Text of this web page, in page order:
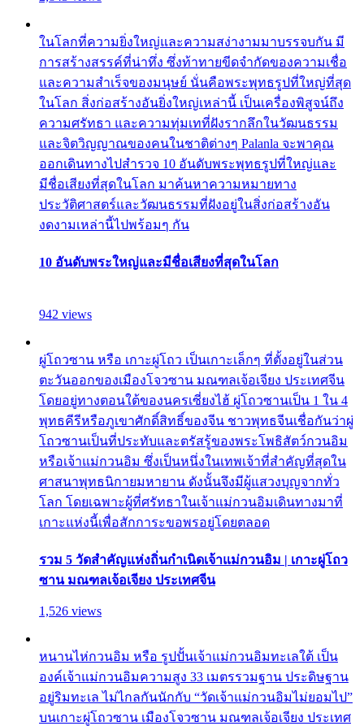
ในโลกที่ความยิ่งใหญ่และความสง่างามมาบรรจบกัน มี
การสร้างสรรค์ที่น่าทึ่ง ซึ่งท้าทายขีดจำกัดของความเชื่อ
และความสำเร็จของมนุษย์ นั่นคือพระพุทธรูปที่ใหญ่ที่สุด
ในโลก สิ่งก่อสร้างอันยิ่งใหญ่เหล่านี้ เป็นเครื่องพิสูจน์ถึง
ความศรัทธา และความทุ่มเทที่ฝังรากลึกในวัฒนธรรม
และจิตวิญญาณของคนในชาติต่างๆ Palanla จะพาคุณ
ออกเดินทางไปสำรวจ 10 อันดับพระพุทธรูปที่ใหญ่และ
มีชื่อเสียงที่สุดในโลก มาค้นหาความหมายทาง
ประวัติศาสตร์และวัฒนธรรมที่ฝังอยู่ในสิ่งก่อสร้างอัน
งดงามเหล่านี้ไปพร้อมๆ กัน
10 อันดับพระใหญ่และมีชื่อเสียงที่สุดในโลก
942 views
ผู่โถวซาน หรือ เกาะผู่โถว เป็นเกาะเล็กๆ ที่ตั้งอยู่ในส่วน
ตะวันออกของเมืองโจวซาน มณฑลเจ้อเจียง ประเทศจีน
โดยอยู่ทางตอนใต้ของนครเซี่ยงไฮ้ ผู่โถวซานเป็น 1 ใน 4
พุทธคีรีหรือภูเขาศักดิ์สิทธิ์ของจีน ชาวพุทธจีนเชื่อกันว่าผู่
โถวซานเป็นที่ประทับและตรัสรู้ของพระโพธิสัตว์กวนอิม
หรือเจ้าแม่กวนอิม ซึ่งเป็นหนึ่งในเทพเจ้าที่สำคัญที่สุดใน
ศาสนาพุทธนิกายมหายาน ดังนั้นจึงมีผู้แสวงบุญจากทั่ว
โลก โดยเฉพาะผู้ที่ศรัทธาในเจ้าแม่กวนอิมเดินทางมาที่
เกาะแห่งนี้เพื่อสักการะขอพรอยู่โดยตลอด
รวม 5 วัดสำคัญแห่งถิ่นกำเนิดเจ้าแม่กวนอิม | เกาะผู่โถว
ซาน มณฑลเจ้อเจียง ประเทศจีน
1,526 views
หนานไห่กวนอิม หรือ รูปปั้นเจ้าแม่กวนอิมทะเลใต้ เป็น
องค์เจ้าแม่กวนอิมความสูง 33 เมตรรวมฐาน ประดิษฐาน
อยู่ริมทะเล ไม่ไกลกันนักกับ “วัดเจ้าแม่กวนอิมไม่ยอมไป”
บนเกาะผู่โถวซาน เมืองโจวซาน มณฑลเจ้อเจียง ประเทศ